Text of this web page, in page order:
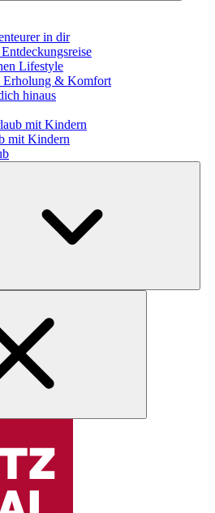
in dir
Lifestyle
Erholung & Komfort
hinaus
mit Kindern
mit Kindern